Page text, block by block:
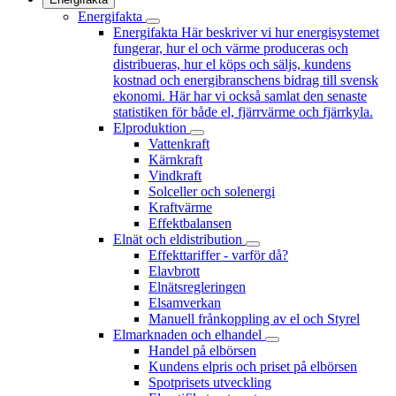
Energifakta
Energifakta Här beskriver vi hur energisystemet
fungerar, hur el och värme produceras och
distribueras, hur el köps och säljs, kundens
kostnad och energibranschens bidrag till svensk
ekonomi. Här har vi också samlat den senaste
statistiken för både el, fjärrvärme och fjärrkyla.
Elproduktion
Vattenkraft
Kärnkraft
Vindkraft
Solceller och solenergi
Kraftvärme
Effektbalansen
Elnät och eldistribution
Effekttariffer - varför då?
Elavbrott
Elnätsregleringen
Elsamverkan
Manuell frånkoppling av el och Styrel
Elmarknaden och elhandel
Handel på elbörsen
Kundens elpris och priset på elbörsen
Spotprisets utveckling